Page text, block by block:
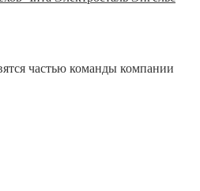
частью команды компании